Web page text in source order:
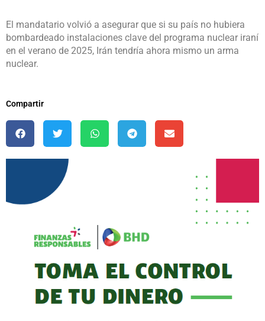
El mandatario volvió a asegurar que si su país no hubiera
bombardeado instalaciones clave del programa nuclear iraní
en el verano de 2025, Irán tendría ahora mismo un arma
nuclear.
Compartir